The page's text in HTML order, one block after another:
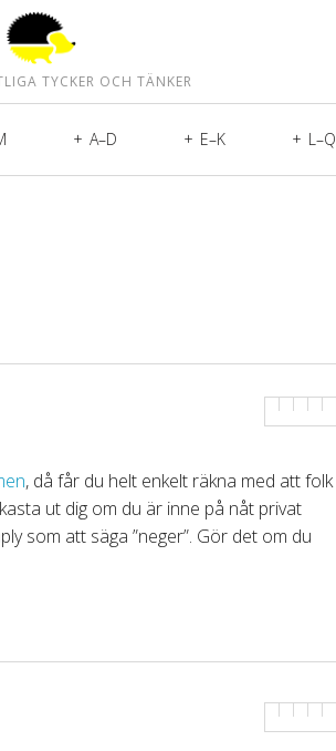
TYCKER OCH TÄNKER
A–D E–K L–Q
, då får du helt enkelt räkna med att folk
ut dig om du är inne på nåt privat
som att säga ”neger”. Gör det om du